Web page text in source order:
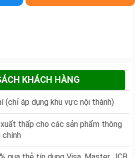
KHÁCH HÀNG
(chỉ áp dụng khu vực nội thành)
thấp cho các sản phẩm thông